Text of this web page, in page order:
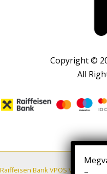
Copyright ©
All
Raiffeisen Bank VPOS VÁSÁRLÓI
–